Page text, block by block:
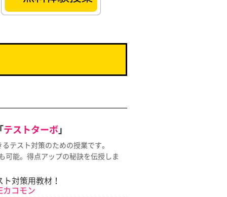
テストターボ」
テスト対策のための授業です。
可能。得点アップの秘訣を伝授しま
ト対策用教材！
カコモン